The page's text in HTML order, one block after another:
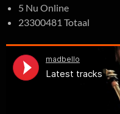
5 Nu Online
23300481 Totaal